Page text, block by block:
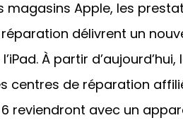
magasins Apple, les
délivrent un
À partir
centres de réparation
6 reviendront avec un